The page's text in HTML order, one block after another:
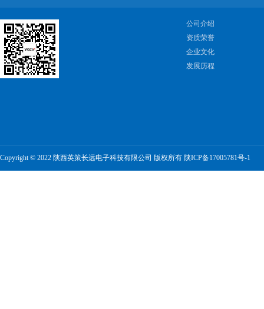
公司介绍
资质荣誉
企业文化
发展历程
Copyright © 2022 陕西英策长远电子科技有限公司 版权所有 陕ICP备17005781号-1